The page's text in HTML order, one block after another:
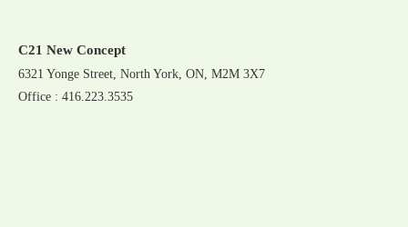
C21 New Concept
6321 Yonge Street, North York, ON, M2M 3X7
Office : 416.223.3535